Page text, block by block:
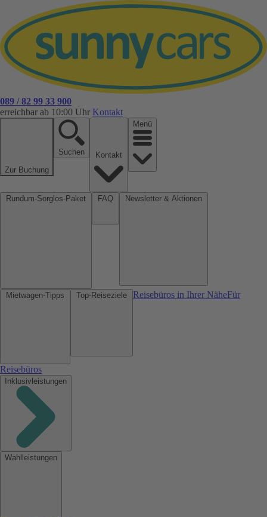
089 / 82 99 33 900
erreichbar ab 10:00 Uhr Kontakt
Zur Buchung
Suchen
Menü
Reisebüros in Ihrer NäheFür
Reisebüros
Inklusivleistungen
Wahlleistungen